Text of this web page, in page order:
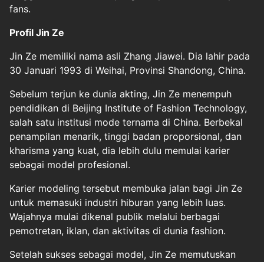
fans.
Profil Jin Ze
Jin Ze memiliki nama asli Zhang Jiawei. Dia lahir pada
30 Januari 1993 di Weihai, Provinsi Shandong, China.
Sebelum terjun ke dunia akting, Jin Ze menempuh
pendidikan di Beijing Institute of Fashion Technology,
salah satu institusi mode ternama di China. Berbekal
penampilan menarik, tinggi badan proporsional, dan
kharisma yang kuat, dia lebih dulu memulai karier
sebagai model profesional.
Karier modeling tersebut membuka jalan bagi Jin Ze
untuk memasuki industri hiburan yang lebih luas.
Wajahnya mulai dikenal publik melalui berbagai
pemotretan, iklan, dan aktivitas di dunia fashion.
Setelah sukses sebagai model, Jin Ze memutuskan